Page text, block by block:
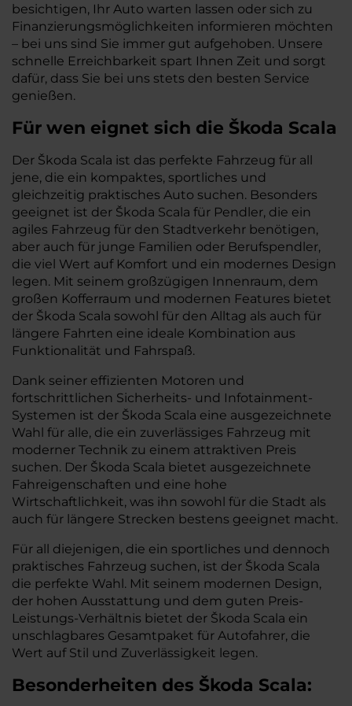
besichtigen, Ihr Auto warten lassen oder sich zu
Finanzierungsmöglichkeiten informieren möchten
– bei uns sind Sie immer gut aufgehoben. Unsere
schnelle Erreichbarkeit spart Ihnen Zeit und sorgt
dafür, dass Sie bei uns stets den besten Service
genießen.
Für wen eignet sich die Škoda Scala
Der Škoda Scala ist das perfekte Fahrzeug für all
jene, die ein kompaktes, sportliches und
gleichzeitig praktisches Auto suchen. Besonders
geeignet ist der Škoda Scala für Pendler, die ein
agiles Fahrzeug für den Stadtverkehr benötigen,
aber auch für junge Familien oder Berufspendler,
die viel Wert auf Komfort und ein modernes Design
legen. Mit seinem großzügigen Innenraum, dem
großen Kofferraum und modernen Features bietet
der Škoda Scala sowohl für den Alltag als auch für
längere Fahrten eine ideale Kombination aus
Funktionalität und Fahrspaß.
Dank seiner effizienten Motoren und
fortschrittlichen Sicherheits- und Infotainment-
Systemen ist der Škoda Scala eine ausgezeichnete
Wahl für alle, die ein zuverlässiges Fahrzeug mit
moderner Technik zu einem attraktiven Preis
suchen. Der Škoda Scala bietet ausgezeichnete
Fahreigenschaften und eine hohe
Wirtschaftlichkeit, was ihn sowohl für die Stadt als
auch für längere Strecken bestens geeignet macht.
Für all diejenigen, die ein sportliches und dennoch
praktisches Fahrzeug suchen, ist der Škoda Scala
die perfekte Wahl. Mit seinem modernen Design,
der hohen Ausstattung und dem guten Preis-
Leistungs-Verhältnis bietet der Škoda Scala ein
unschlagbares Gesamtpaket für Autofahrer, die
Wert auf Stil und Zuverlässigkeit legen.
Besonderheiten des Škoda Scala: